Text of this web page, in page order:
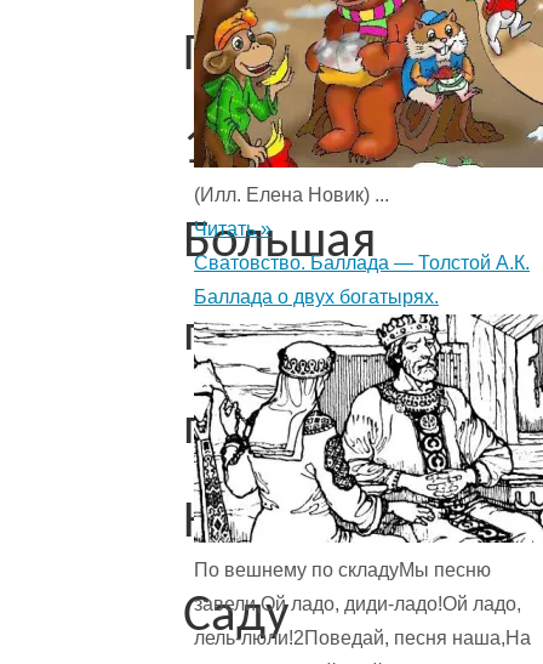
Глава
1.
Большая
прогулка
по
Саду
(Илл. Елена Новик) ...
Читать »
Сватовство. Баллада — Толстой А.К.
Баллада о двух богатырях.
По вешнему по складуМы песню
завели,Ой ладо, диди-ладо!Ой ладо,
лель-люли!2Поведай, песня наша,На